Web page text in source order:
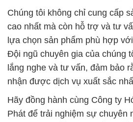
Chúng tôi không chỉ cung cấp
cao nhất mà còn hỗ trợ và tư
lựa chọn sản phẩm phù hợp
Đội ngũ chuyên gia của chúng
lắng nghe và tư vấn, đảm bảo
nhận được dịch vụ xuất sắc
Hãy đồng hành cùng Công ty
Phát để trải nghiệm sự chuyên